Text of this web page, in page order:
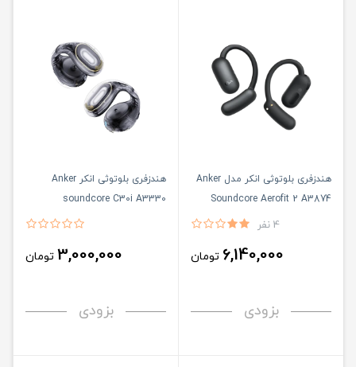
هندزفری بلوتوثی انکر مدل Anker
Soundcore Aerofit 2 A3874
4 نفر
6,140,000 تومان
بزودی
هندزفری بلوتوثی انکر Anker
soundcore C30i A3330
3,000,000 تومان
بزودی